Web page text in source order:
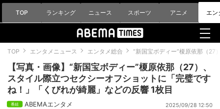
TOP ランキング ニュース スポーツ アニメ エン
TOP エンタメニュース エンタメ総合 “新国宝ボディー”榎原依那（27
【写真・画像】“新国宝ボディー”榎原依那（27）、
スタイル際立つセクシーオフショットに「完璧です
ね！」「くびれが綺麗」などの反響 1枚目
ABEMAエンタメ 2025/09/28 12:50